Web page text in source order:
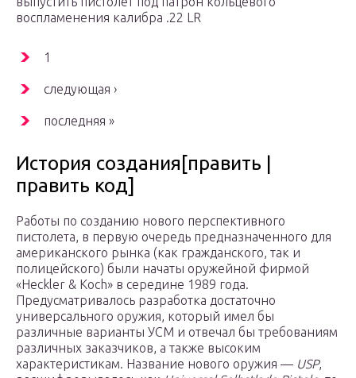
воспламенения калибра .22 LR
1
следующая ›
последняя »
История создания[править |
править код]
Работы по созданию нового перспективного
пистолета, в первую очередь предназначенного для
американского рынка (как гражданского, так и
полицейского) были начаты оружейной фирмой
«Heckler & Koch» в середине 1989 года.
Предусматривалось разработка достаточно
универсального оружия, который имел бы
различные варианты УСМ и отвечал бы требованиям
различных заказчиков, а также высоким
характеристикам. Название нового оружия — USP,